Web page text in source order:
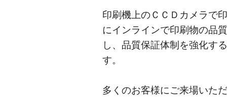
印刷機上のＣＣＤカメラで
にインラインで印刷物の品
し、品質保証体制を強化す
す。
多くのお客様にご来場いた